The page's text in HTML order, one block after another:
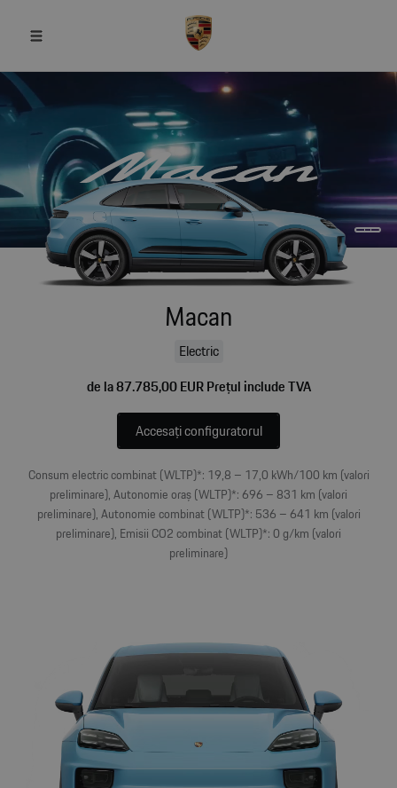
Macan
Electric
de la 87.785,00 EUR Prețul include TVA
Accesați configuratorul
Consum electric combinat (WLTP)*: 19,8 – 17,0 kWh/100 km (valori
preliminare), Autonomie oraș (WLTP)*: 696 – 831 km (valori
preliminare), Autonomie combinat (WLTP)*: 536 – 641 km (valori
preliminare), Emisii CO2 combinat (WLTP)*: 0 g/km (valori
preliminare)